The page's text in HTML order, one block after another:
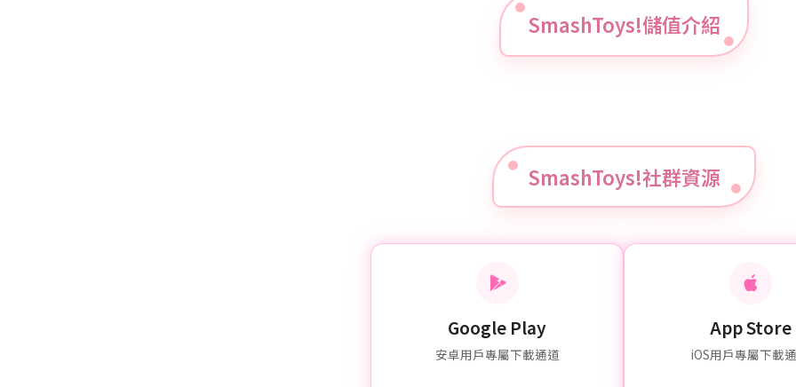
SmashToys!儲值介紹
SmashToys!社群資源
Google Play
安卓用戶專屬下載通道
App Store
iOS用戶專屬下載